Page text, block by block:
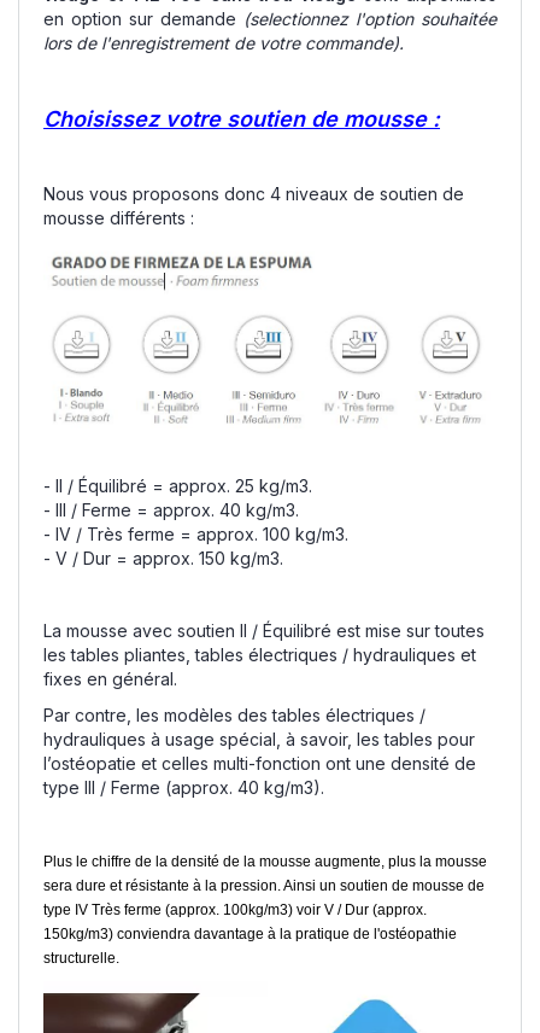
en option sur demande (selectionnez l'option souhaitée
lors de l'enregistrement de votre commande).
Choisissez votre soutien de mousse :
Nous vous proposons donc 4 niveaux de soutien de
mousse différents :
- II / Équilibré = approx. 25 kg/m3.
- III / Ferme = approx. 40 kg/m3.
- IV / Très ferme = approx. 100 kg/m3.
- V / Dur = approx. 150 kg/m3.
La mousse avec soutien II / Équilibré est mise sur toutes
les tables pliantes, tables électriques / hydrauliques et
fixes en général.
Par contre, les modèles des tables électriques /
hydrauliques à usage spécial, à savoir, les tables pour
l’ostéopatie et celles multi-fonction ont une densité de
type III / Ferme (approx. 40 kg/m3).
Plus le chiffre de la densité de la mousse augmente, plus la mousse
sera dure et résistante à la pression. Ainsi un soutien de mousse de
type IV Très ferme (approx. 100kg/m3) voir V / Dur (approx.
150kg/m3) conviendra davantage à la pratique de l'ostéopathie
structurelle.